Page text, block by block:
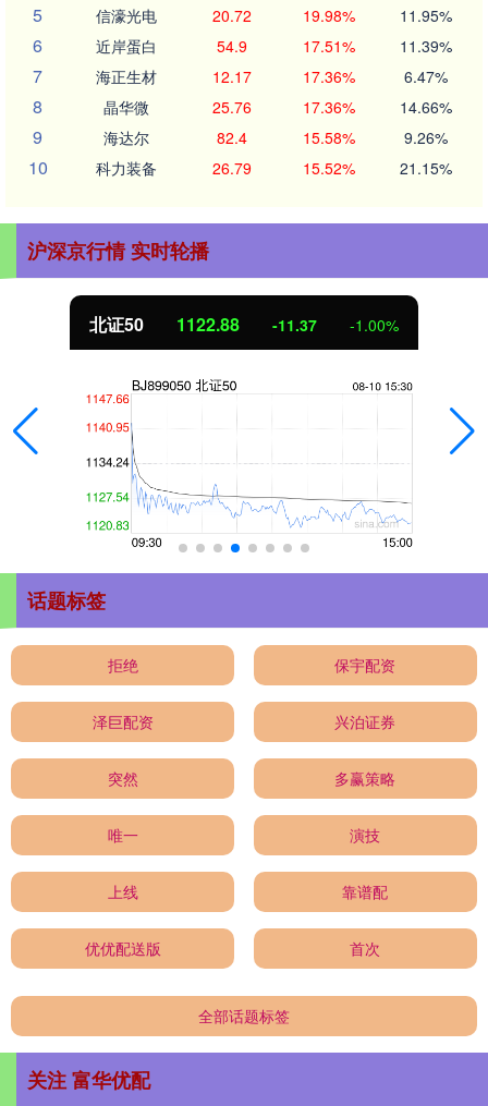
5 信濠光电 20.72 19.98% 11.95%
6 近岸蛋白 54.9 17.51% 11.39%
7 海正生材 12.17 17.36% 6.47%
8 晶华微 25.76 17.36% 14.66%
9 海达尔 82.4 15.58% 9.26%
10 科力装备 26.79 15.52% 21.15%
沪深京行情 实时轮播
北证50 1122.88 -11.37 -1.00%
话题标签
拒绝 保宇配资
泽巨配资 兴泊证券
突然 多赢策略
唯一 演技
上线 靠谱配
优优配送版 首次
全部话题标签
关注 富华优配